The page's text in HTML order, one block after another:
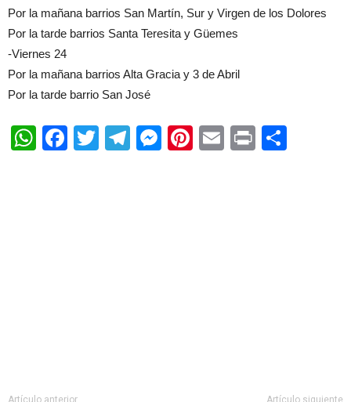
Por la mañana barrios San Martín, Sur y Virgen de los Dolores
Por la tarde barrios Santa Teresita y Güemes
-Viernes 24
Por la mañana barrios Alta Gracia y 3 de Abril
Por la tarde barrio San José
WhatsApp
Facebook
TwitterTelegram
Messenger
Pinterest
EmailPrint
Artículo anterior Artículo siguiente